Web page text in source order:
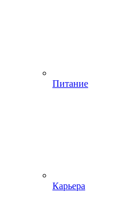
Питание
Карьера